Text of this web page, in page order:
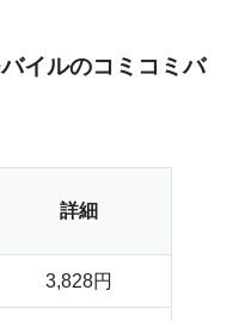
イルのコミコミバ
詳細
3,828円